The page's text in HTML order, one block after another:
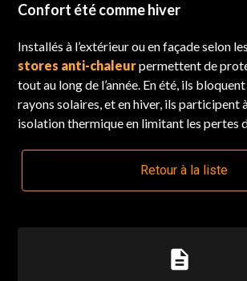
Confort été comme hiver
Installés à l’extérieur ou en façade selon
stores anti-chaleurpermettent de
tout au long de l’année. En été, ils
rayons solaires, et en hiver, ils participent
isolation thermique en limitant les pertes
Retour à la liste
description